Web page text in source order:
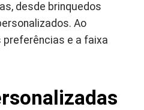
desde brinquedos
Ao
preferências e a faixa